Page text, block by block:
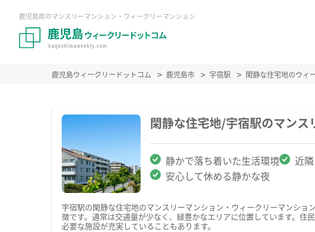
鹿児島県のマンスリーマンション・ウィークリーマンション
鹿児島ウィークリードットコム 鹿児島市 宇宿駅 閑静な住宅地のウィ
閑静な住宅地/宇宿駅のマン
静かで落ち着いた生活環境 近
安心して休める静かな夜
宇宿駅の閑静な住宅地のマンスリーマンション・ウィークリーマンシ
徴です。通常は交通量が少なく、緑豊かなエリアに位置しています。
必要な施設が充実していることもあります。